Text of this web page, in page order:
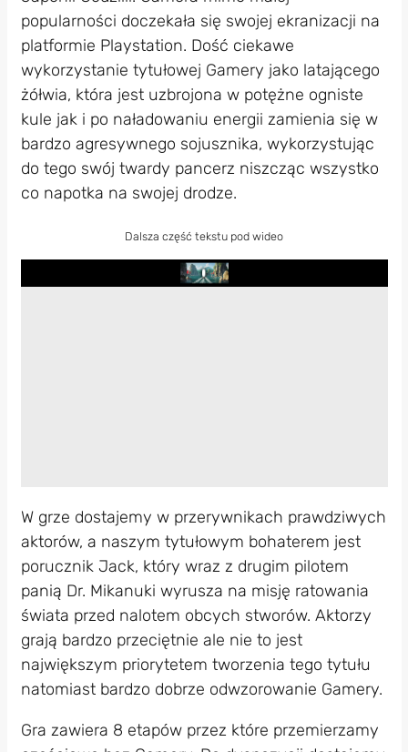
popularności doczekała się swojej ekranizacji na
platformie Playstation. Dość ciekawe
wykorzystanie tytułowej Gamery jako latającego
żółwia, która jest uzbrojona w potężne ogniste
kule jak i po naładowaniu energii zamienia się w
bardzo agresywnego sojusznika, wykorzystując
do tego swój twardy pancerz niszcząc wszystko
co napotka na swojej drodze.
Dalsza część tekstu pod wideo
Play
W grze dostajemy w przerywnikach prawdziwych
aktorów, a naszym tytułowym bohaterem jest
porucznik Jack, który wraz z drugim pilotem
panią Dr. Mikanuki wyrusza na misję ratowania
świata przed nalotem obcych stworów. Aktorzy
grają bardzo przeciętnie ale nie to jest
największym priorytetem tworzenia tego tytułu
natomiast bardzo dobrze odwzorowanie Gamery.
Gra zawiera 8 etapów przez które przemierzamy